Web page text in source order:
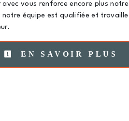
vous renforce encore plus notre
notre équipe est qualifiée et travaille
EN SAVOIR PLUS